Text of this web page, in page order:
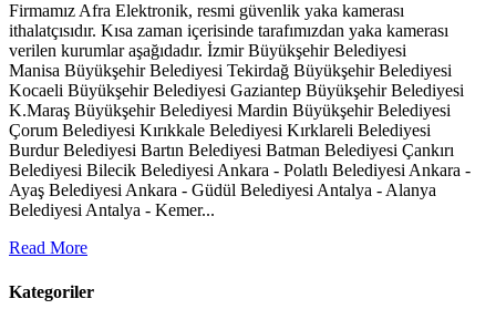
Firmamız Afra Elektronik, resmi güvenlik yaka kamerası
ithalatçısıdır. Kısa zaman içerisinde tarafımızdan yaka kamerası
verilen kurumlar aşağıdadır. İzmir Büyükşehir Belediyesi
Manisa Büyükşehir Belediyesi Tekirdağ Büyükşehir Belediyesi
Kocaeli Büyükşehir Belediyesi Gaziantep Büyükşehir Belediyesi
K.Maraş Büyükşehir Belediyesi Mardin Büyükşehir Belediyesi
Çorum Belediyesi Kırıkkale Belediyesi Kırklareli Belediyesi
Burdur Belediyesi Bartın Belediyesi Batman Belediyesi Çankırı
Belediyesi Bilecik Belediyesi Ankara - Polatlı Belediyesi Ankara -
Ayaş Belediyesi Ankara - Güdül Belediyesi Antalya - Alanya
Belediyesi Antalya - Kemer...
Read More
Kategoriler